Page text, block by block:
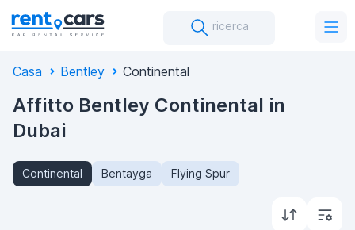
ricerca
Casa Bentley Continental
Affitto Bentley Continental in
Dubai
Continental Bentayga Flying Spur